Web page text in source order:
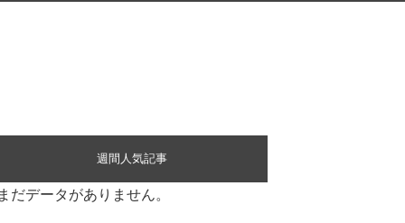
週間人気記事
まだデータがありません。